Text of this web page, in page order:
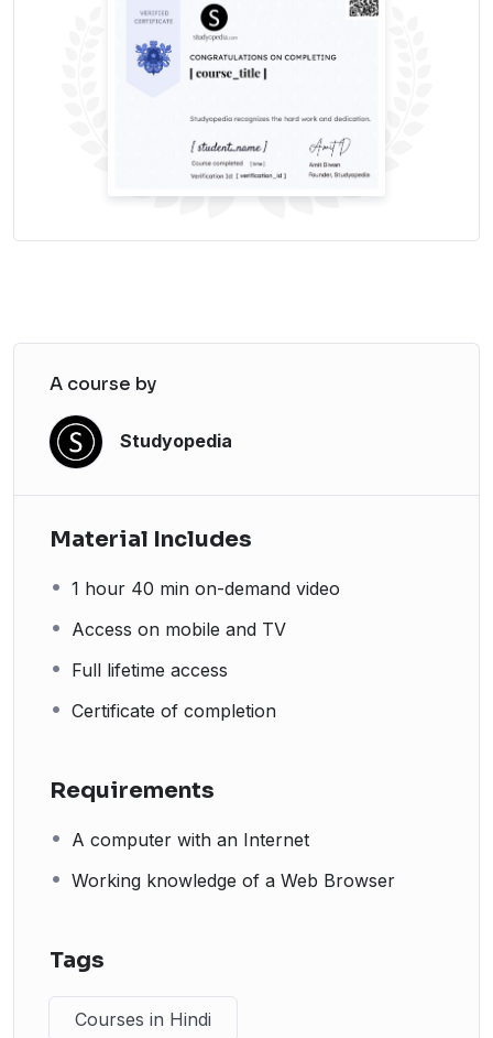
The average salary for an AI Prompt Engineer is
$1,50,181 per year in the US (Glassdoor stats).
A course by
Studyopedia
Material Includes
1 hour 40 min on-demand video
Access on mobile and TV
Full lifetime access
Certificate of completion
Requirements
A computer with an Internet
Working knowledge of a Web Browser
Tags
Courses in Hindi